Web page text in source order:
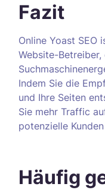
Fazit
Online Yoast SEO
Website-
Indem Sie die
und Ihre Seiten
Sie mehr Traffic
potenzielle
Häufig